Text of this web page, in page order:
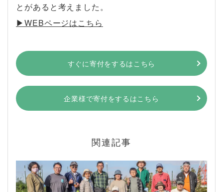
とがあると考えました。
▶︎WEBページはこちら
すぐに寄付をするはこちら
企業様で寄付をするはこちら
関連記事